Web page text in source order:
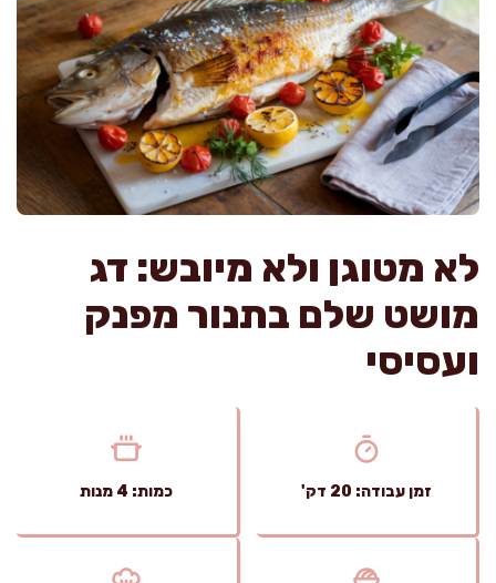
לא מטוגן ולא מיובש: דג
מושט שלם בתנור מפנק
ועסיסי
זמן עבודה: 20 דק' כמות: 4 מנות